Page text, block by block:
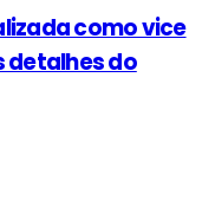
como vice
detalhes do